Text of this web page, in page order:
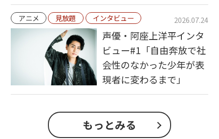
アニメ 見放題 インタビュー 2026.07.24
声優・阿座上洋平インタ
ビュー#1「自由奔放で社
会性のなかった少年が表
現者に変わるまで」
もっとみる